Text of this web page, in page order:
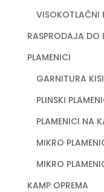
VISOKOTLAČNI
RASPRODAJA DO
PLAMENICI
GARNITURA
PLINSKI
PLAMENICI NA
MIKRO
MIKRO
KAMP OPREMA